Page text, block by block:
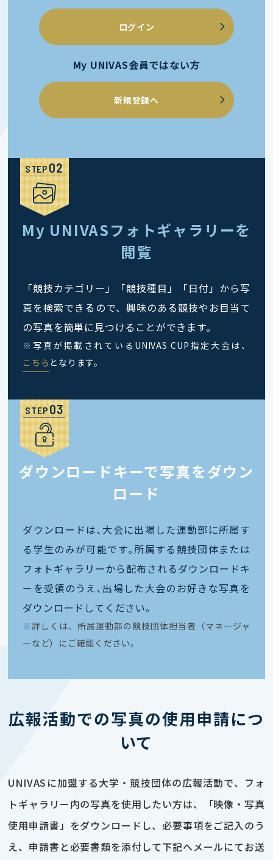
ログイン
My UNIVAS会員ではない方
新規登録へ
STEP
My UNIVASフォトギャラリーを
閲覧
「競技カテゴリー」「競技種目」「日付」から写
真を検索できるので、興味のある競技やお目当て
の写真を簡単に見つけることができます。
※ 写真が掲載されているUNIVAS CUP指定大会は、
こちら となります。
STEP
ダウンロードキーで写真をダウン
ロード
ダウンロードは､大会に出場した運動部に所属す
る学生のみが可能です｡所属する競技団体または
フォトギャラリーから配布されるダウンロードキ
ーを受領のうえ､出場した大会のお好きな写真を
ダウンロードしてください｡
※ 詳しくは、所属運動部の競技団体担当者（マネージャ
ーなど）にご確認ください。
広報活動での写真の使用申請につ
いて
UNIVASに加盟する大学・競技団体の広報活動で、フォ
トギャラリー内の写真を使用したい方は、「映像・写真
使用申請書」をダウンロードし、必要事項をご記入のう
え、申請書と必要書類を添付して下記へメールにてお送